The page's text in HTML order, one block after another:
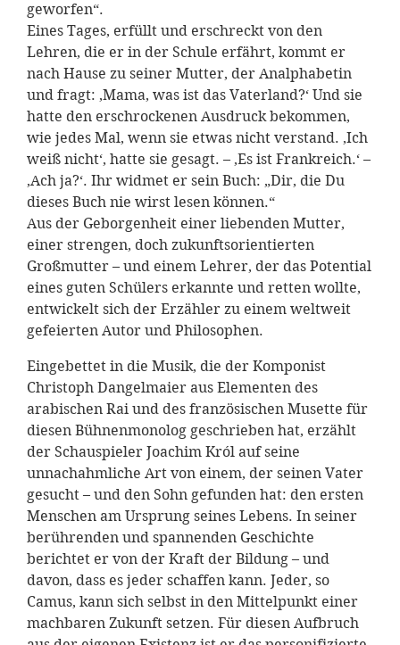
geworfen“.
Eines Tages, erfüllt und erschreckt von den
Lehren, die er in der Schule erfährt, kommt er
nach Hause zu seiner Mutter, der Analphabetin
und fragt: ‚Mama, was ist das Vaterland?‘ Und sie
hatte den erschrockenen Ausdruck bekommen,
wie jedes Mal, wenn sie etwas nicht verstand. ‚Ich
weiß nicht‘, hatte sie gesagt. – ‚Es ist Frankreich.‘ –
‚Ach ja?‘. Ihr widmet er sein Buch: „Dir, die Du
dieses Buch nie wirst lesen können.“
Aus der Geborgenheit einer liebenden Mutter,
einer strengen, doch zukunftsorientierten
Großmutter – und einem Lehrer, der das Potential
eines guten Schülers erkannte und retten wollte,
entwickelt sich der Erzähler zu einem weltweit
gefeierten Autor und Philosophen.
Eingebettet in die Musik, die der Komponist
Christoph Dangelmaier aus Elementen des
arabischen Rai und des französischen Musette für
diesen Bühnenmonolog geschrieben hat, erzählt
der Schauspieler Joachim Król auf seine
unnachahmliche Art von einem, der seinen Vater
gesucht – und den Sohn gefunden hat: den ersten
Menschen am Ursprung seines Lebens. In seiner
berührenden und spannenden Geschichte
berichtet er von der Kraft der Bildung – und
davon, dass es jeder schaffen kann. Jeder, so
Camus, kann sich selbst in den Mittelpunkt einer
machbaren Zukunft setzen. Für diesen Aufbruch